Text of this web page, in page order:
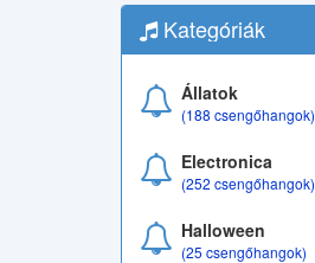
Kategóriák
Állatok
(188 csengőhangok)
Electronica
(252 csengőhangok)
Halloween
(25 csengőhangok)